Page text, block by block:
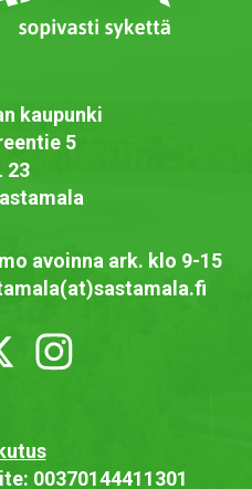
kaupunki
5
23
avoinna ark. klo 9-15
00370144411301